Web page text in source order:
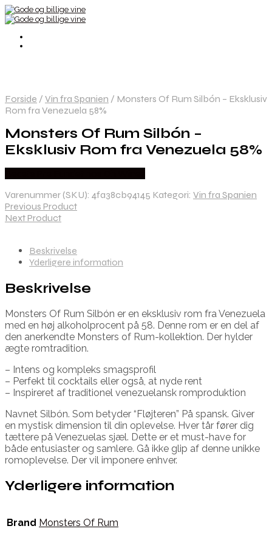
Forside / Vin fra Spanien / Monsters Of Rum Silbón – Eksklusiv
Rom fra Venezuela 58%
Monsters Of Rum Silbón –
Eksklusiv Rom fra Venezuela 58%
Varenummer (SKU): 4fa38cb94145 Kategori: Vin fra Spanien
Previous Product
Next Product
Beskrivelse
Yderligere information
Beskrivelse
Monsters Of Rum Silbón er en eksklusiv rom fra Venezuela
med en høj alkoholprocent på 58. Denne rom er en del af
den anerkendte Monsters of Rum-kollektion. Der hylder
ægte romtradition.
– Intens og kompleks smagsprofil
– Perfekt til cocktails eller også, at nyde rent
– Inspireret af traditionel venezuelansk romproduktion
Navnet Silbón. Som betyder “Fløjteren” På spansk. Giver
en mystisk dimension til din oplevelse. Hver tår fører dig
tættere på Venezuelas sjæl. Dette er et must-have for
både entusiaster og samlere. Gå ikke glip af denne unikke
romoplevelse. Der vil imponere enhver.
Yderligere information
Brand Monsters Of Rum